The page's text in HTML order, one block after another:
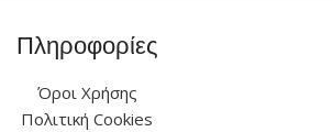
Πληροφορίες
Όροι Χρήσης
Πολιτική Cookies